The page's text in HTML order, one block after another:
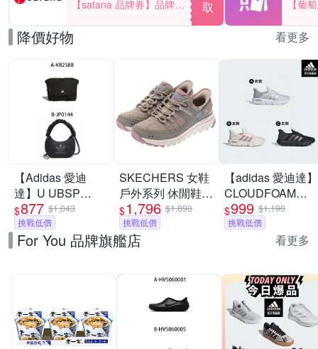
【satana 品牌券】品牌週
一件折$100
取
【葡
品滿
降價好物 看更多
【Adidas 愛迪
達】U UBSP
CSBD BAG 斜背
包 男女 A-KR2588
B-JP0144
$877 $1,043
挑戰低價
SKECHERS 女鞋
戶外系列 休閒鞋
瞬穿舒適科技
SUMMITS AT -
180270TPMT
$1,796 $1,890
挑戰低價
【adidas 愛迪達】
CLOUDFOAM
FLEX RAPIDFIT
運動鞋 男鞋/女鞋
(多款任選)
$999 $1,190
挑戰低價
For You 品牌旗艦店 看更多